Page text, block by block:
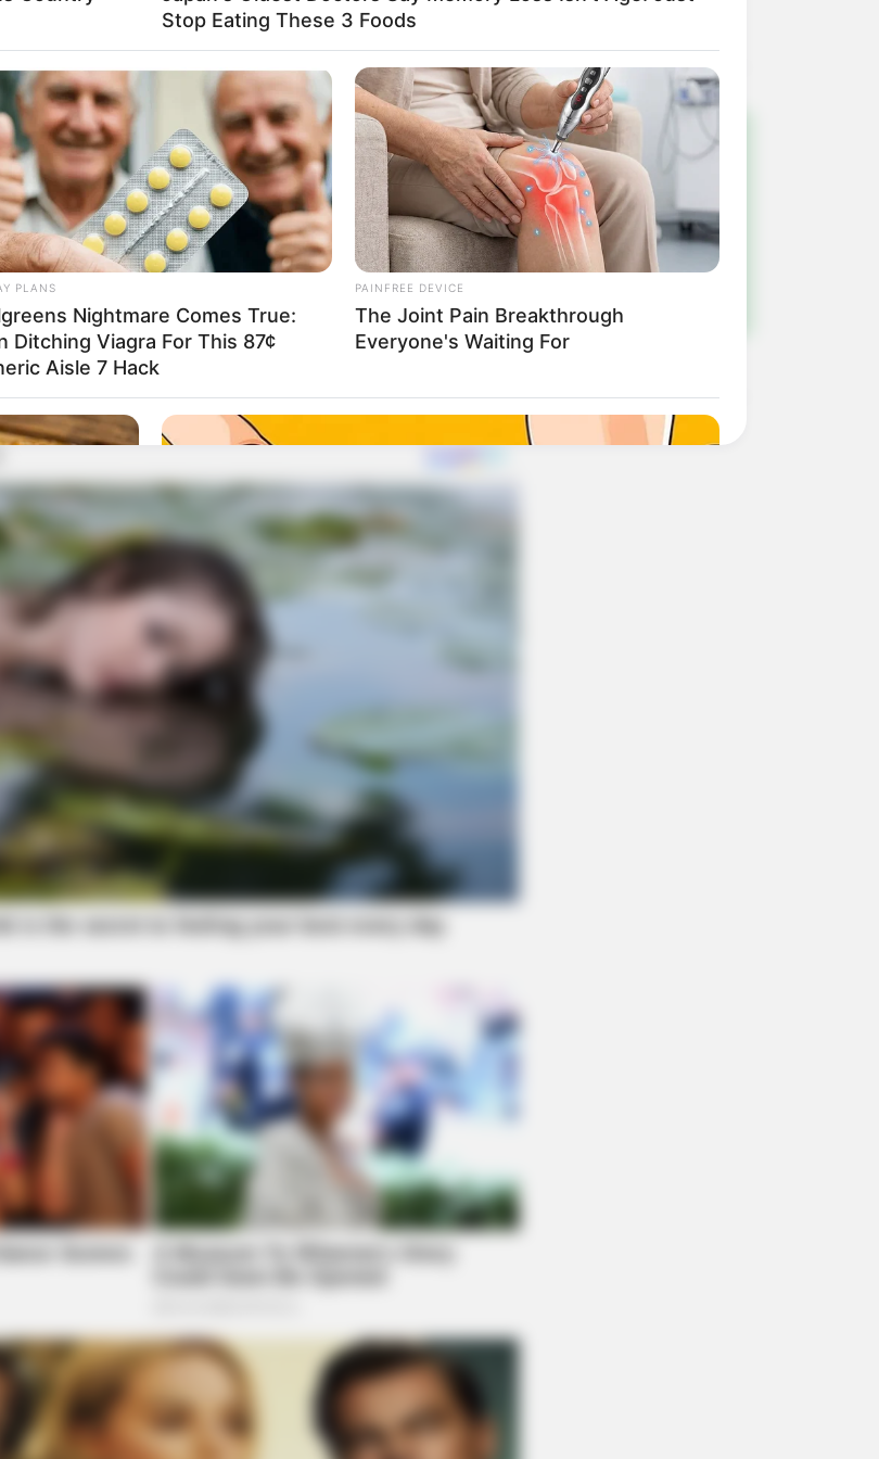
Desfile de 7 de Setembro.
nosso grupo do WhatsApp!
tempo real sobre as principais notícias de Paraguaçu Paulista e região
entrar no grupo
Stop Eating These 3 Foods
PLANS
Nightmare Comes True:
Ditching Viagra For This 87¢
Aisle 7 Hack
PAINFREE DEVICE
The Joint Pain Breakthrough
Everyone's Waiting For
Night Before
Bulging Varicose Veins? This Simple Trick Helps
HEALTH
Popular Drink That's Silently
Your Brain Cells (Most
Have It Daily)
Bear Approaches Cat: What Happens
Next Is Pure Magic